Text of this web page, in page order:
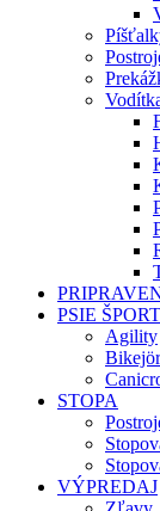
PSIE
Agility
STOPA
VÝPREDAJ